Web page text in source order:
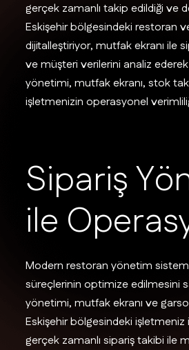
gerçek zamanlı takip edildiği ve
Eskişehir bölgesindeki restoran
dijitalleştiriyor, mutfak ekranı ile
ve müşteri verilerini analiz
yönetimi, mutfak ekranı, stok
işletmenizin operasyonel
SiparişYö
ile Operas
Modern restoran yönetim
süreçlerinin optimize edilmesini
yönetimi, mutfak ekranı ve
Eskişehir bölgesindeki işletmeniz
gerçek zamanlı sipariş takibi ile